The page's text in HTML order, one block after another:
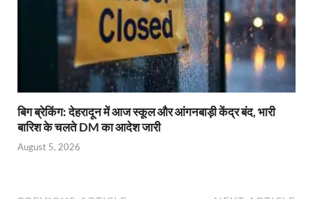
बिग ब्रेकिंग: देहरादून में आज स्कूल और आंगनबाड़ी केंद्र बंद, भारी
बारिश के चलते DM का आदेश जारी
August 5, 2026